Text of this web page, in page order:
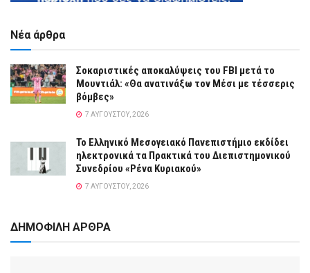
Νέα άρθρα
Σοκαριστικές αποκαλύψεις του FBI μετά το
Μουντιάλ: «Θα ανατινάξω τον Μέσι με τέσσερις
βόμβες»
7 ΑΥΓΟΎΣΤΟΥ, 2026
Το Ελληνικό Μεσογειακό Πανεπιστήμιο εκδίδει
ηλεκτρονικά τα Πρακτικά του Διεπιστημονικού
Συνεδρίου «Ρένα Κυριακού»
7 ΑΥΓΟΎΣΤΟΥ, 2026
ΔΗΜΟΦΙΛΗ ΑΡΘΡΑ